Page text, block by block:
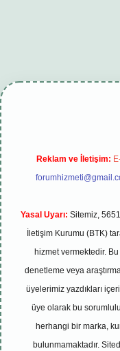
tambet girişbetexper
Reklam ve İletişim:
Yasal Uyarı: Sitemiz,
İletişim Kurumu (BTK)
hizmet vermektedir.
denetleme veya
üyelerimiz yazdıkları
üye olarak bu
herhangi bir marka,
bulunmamaktadır.